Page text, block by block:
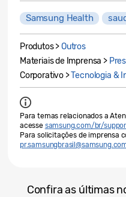
Samsung Health
Produtos >Outros
Materiais de Imprensa >
Corporativo >Tecnologia &
Para temas relacionados a
acesse samsung.com/br/
Para solicitações de imprensa
Confira as últimas